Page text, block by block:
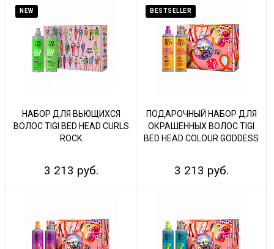
NEW
НАБОР ДЛЯ ВЬЮЩИХСЯ
ВОЛОС TIGI BED HEAD CURLS
ROCK
3 213 руб.
BESTSELLER
ПОДАРОЧНЫЙ НАБОР ДЛЯ
ОКРАШЕННЫХ ВОЛОС TIGI
BED HEAD COLOUR GODDESS
3 213 руб.